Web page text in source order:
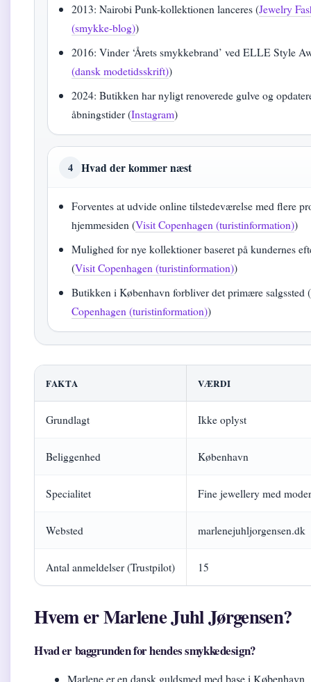
2013: Nairobi Punk-kollektionen lanceres (Jewelry
(smykke-blog))
2016: Vinder ‘Årets smykkebrand’ ved ELLE Style
(dansk modetidsskrift))
2024: Butikken har nyligt renoverede gulve og
åbningstider (Instagram)
4 Hvad der kommer næst
Forventes at udvide online tilstedeværelse med flere
hjemmesiden (Visit Copenhagen (turistinformation))
Mulighed for nye kollektioner baseret på kundernes
(Visit Copenhagen (turistinformation))
Butikken i København forbliver det primære salgssted (
Copenhagen (turistinformation))
FAKTA VÆRDI
Grundlagt Ikke oplyst
Beliggenhed København
Specialitet Fine jewellery med
Websted marlenejuhljorgensen.dk
Antal anmeldelser (Trustpilot) 15
Hvem er Marlene Juhl Jørgensen?
Hvad er baggrunden for hendes smykkedesign?
Marlene er en dansk guldsmed med base i København